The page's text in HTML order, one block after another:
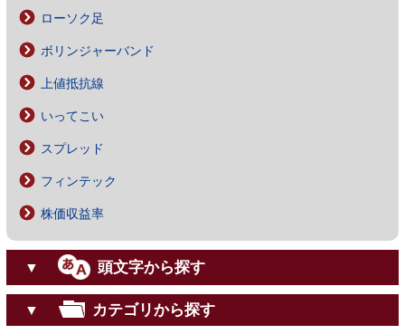
ローソク足
ボリンジャーバンド
上値抵抗線
いってこい
スプレッド
フィンテック
株価収益率
▼ 頭文字から探す
▼ カテゴリから探す